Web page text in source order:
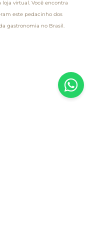
loja virtual. Você encontra
este pedacinho dos
gastronomia no Brasil.